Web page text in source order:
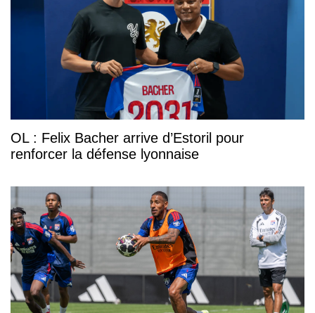
OL : Felix Bacher arrive d’Estoril pour
renforcer la défense lyonnaise